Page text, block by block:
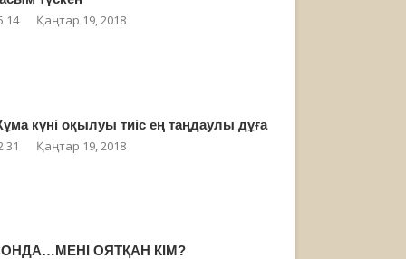
Қаңтар 19, 2018
күні оқылуы тиіс ең таңдаулы дұға
Қаңтар 19, 2018
ОЯТҚАН КІМ?